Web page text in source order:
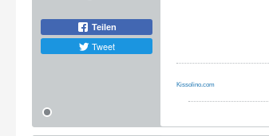
Teilen
Tweet
Kissolino.com